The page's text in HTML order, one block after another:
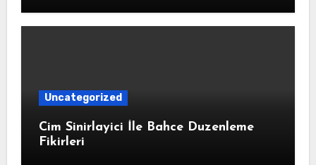
Uncategorized
Cim Sinirlayici İle Bahce Duzenleme
Fikirleri